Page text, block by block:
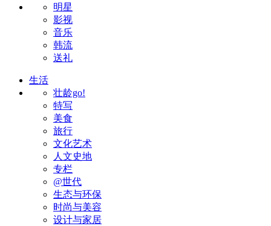
明星
影视
音乐
韩流
送礼
生活
壮龄go!
特写
美食
旅行
文化艺术
人文史地
专栏
@世代
生态与环保
时尚与美容
设计与家居